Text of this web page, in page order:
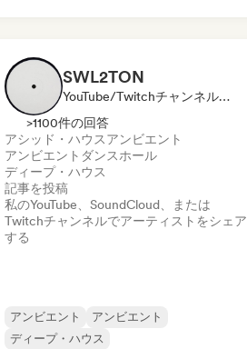
SWL2TON
YouTube/Twitchチャンネル, メディア・アウトレット／ジャーナリスト
>1100件の回答
アシッド・ハウスアンビエント
アンビエント ダンスホール
ディープ・ハウス
記事を投稿
私のYouTube、SoundCloud、または
Twitchチャンネルでアーティストをシェア
する
アンビエント
アンビエント
ディープ・ハウス